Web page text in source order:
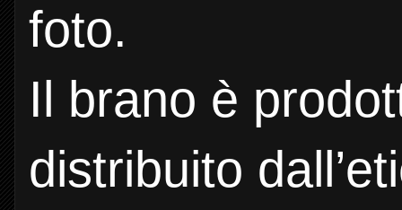
foto.
Il brano è
distribuito